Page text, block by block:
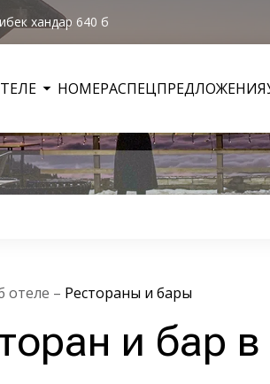
хандар 640 б
НОМЕРАСПЕЦПРЕДЛОЖЕНИЯ
отеле – Рестораны и бары
и бар